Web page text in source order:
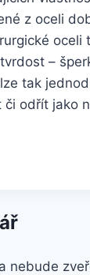
z oceli
oceli
–
tak
či odřít jako
nebude